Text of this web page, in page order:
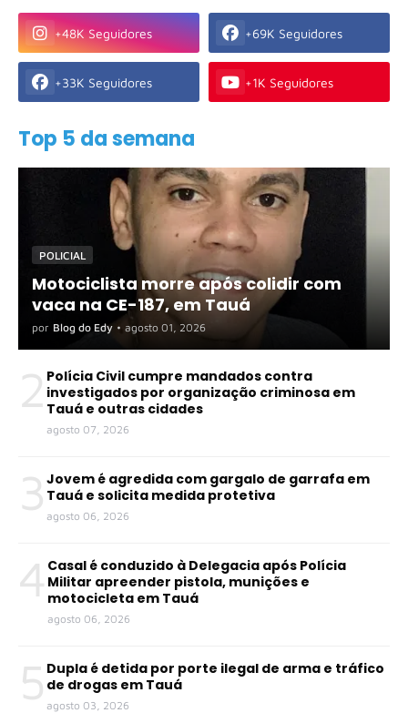
+48K Seguidores +69K Seguidores
+33K Seguidores +1K Seguidores
Top 5 da semana
POLICIAL
Motociclista morre após colidir com
vaca na CE-187, em Tauá
por Blog do Edy • agosto 01, 2026
2 Polícia Civil cumpre mandados contra
investigados por organização criminosa em
Tauá e outras cidades
agosto 07, 2026
3 Jovem é agredida com gargalo de garrafa em
Tauá e solicita medida protetiva
agosto 06, 2026
4 Casal é conduzido à Delegacia após Polícia
Militar apreender pistola, munições e
motocicleta em Tauá
agosto 06, 2026
5 Dupla é detida por porte ilegal de arma e tráfico
de drogas em Tauá
agosto 03, 2026